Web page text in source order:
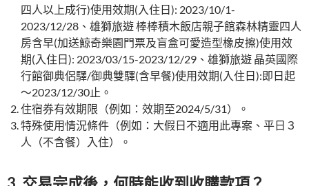
四人以上成行)使用效期(入住日): 2023/10/1-
2023/12/28、雄獅旅遊 棒棒積木飯店親子館森林精靈四人
房含早(加送鯨奇樂園門票及盲盒可愛造型橡皮擦)使用效
期(入住日): 2023/03/15-2023/12/29、雄獅旅遊 晶英國際
行館御典侶驛/御典雙驛(含早餐)使用效期(入住日):即日起
～2023/12/30止。
住宿券有效期限（例如：效期至2024/5/31）。
特殊使用情況條件（例如：大假日不適用此專案、平日３
人（不含餐）入住）。